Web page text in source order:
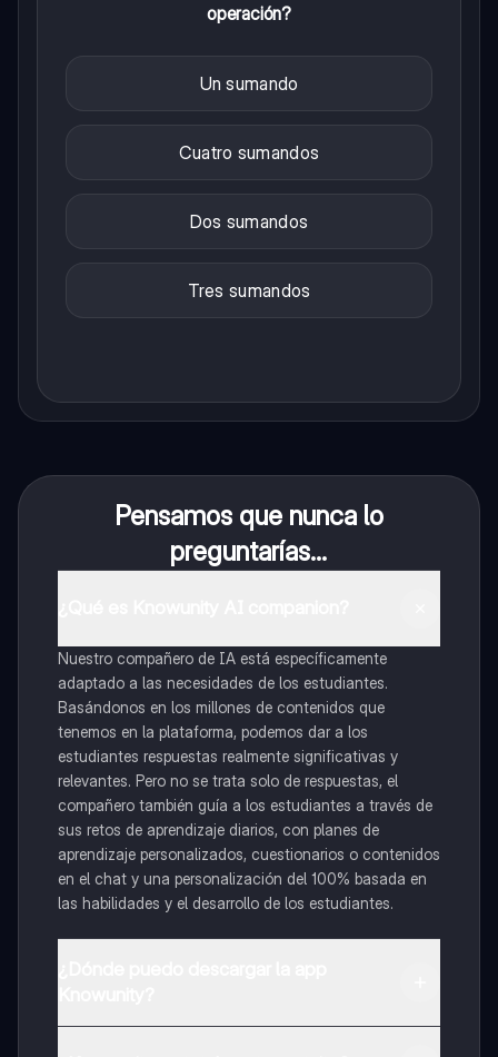
operación?
Un sumando
Cuatro sumandos
Dos sumandos
Tres sumandos
Pensamos que nunca lo
preguntarías...
Nuestro compañero de IA está específicamente
adaptado a las necesidades de los estudiantes.
Basándonos en los millones de contenidos que
tenemos en la plataforma, podemos dar a los
estudiantes respuestas realmente significativas y
relevantes. Pero no se trata solo de respuestas, el
compañero también guía a los estudiantes a través de
sus retos de aprendizaje diarios, con planes de
aprendizaje personalizados, cuestionarios o contenidos
en el chat y una personalización del 100% basada en
las habilidades y el desarrollo de los estudiantes.